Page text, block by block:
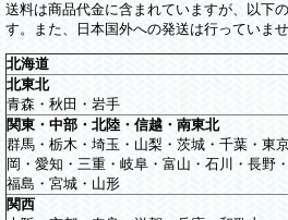
送料は商品代金に含まれていますが、以下
す。また、日本国外への発送は行っていませ
北海道
北東北
青森・秋田・岩手
関東・中部・北陸・信越・南東北
群馬・栃木・埼玉・山梨・茨城・千葉・東
岡・愛知・三重・岐阜・富山・石川・長野
福島・宮城・山形
関西